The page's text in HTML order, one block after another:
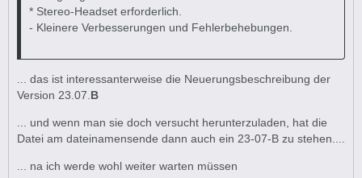
* Stereo-Headset erforderlich.
- Kleinere Verbesserungen und Fehlerbehebungen.
... das ist interessanterweise die Neuerungsbeschreibung der
Version 23.07. B
... und wenn man sie doch versucht herunterzuladen, hat die
Datei am dateinamensende dann auch ein 23-07-B zu stehen....
... na ich werde wohl weiter warten müssen